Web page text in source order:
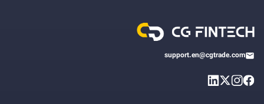
support.en@cgtrade.com